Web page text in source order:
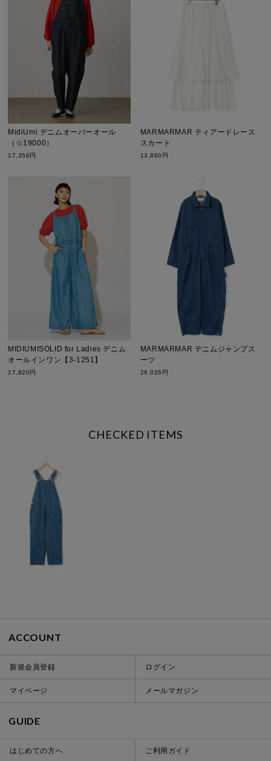
MidiUmi デニムオーバーオール
（☆19000）
17,358円
MARMARMAR ティアードレース
スカート
13,860円
MIDIUMISOLID for Ladies デニム
オールインワン【3-1251】
17,820円
MARMARMAR デニムジャンプス
ーツ
26,026円
CHECKED ITEMS
ACCOUNT
新規会員登録 ログイン
マイページ メールマガジン
GUIDE
はじめての方へ ご利用ガイド